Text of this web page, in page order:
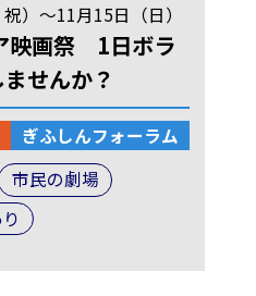
）～11月15日（日）
映画祭 1日ボラ
せんか？
ぎふしんフォーラム
市民の劇場